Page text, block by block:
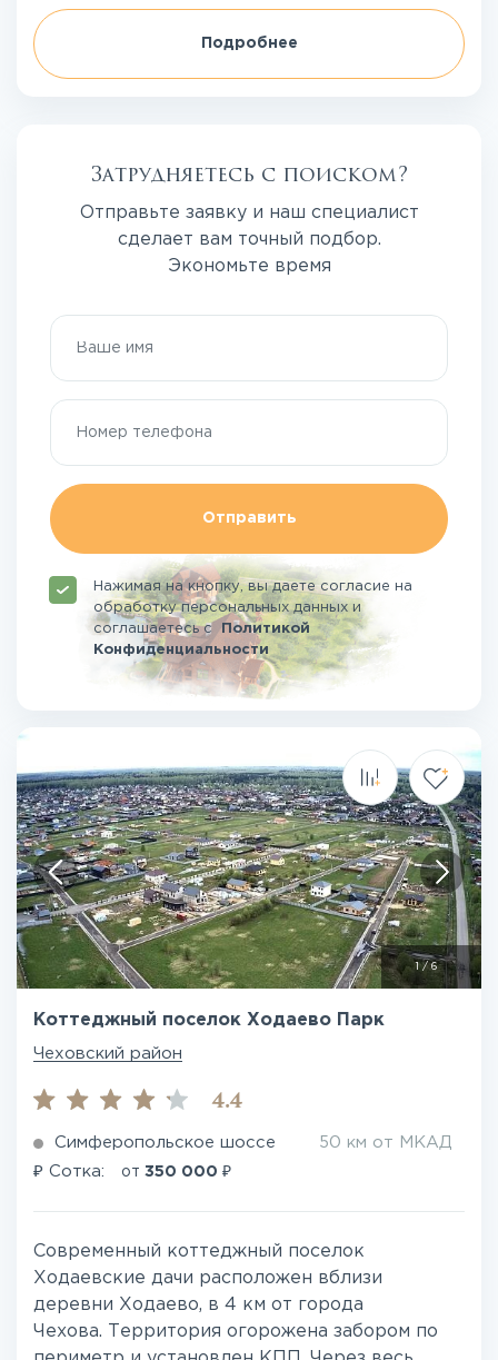
Подробнее
Затрудняетесь с поиском?
Отправьте заявку и наш специалист
сделает вам точный подбор.
Экономьте время
Отправить
Нажимая на кнопку, вы даете согласие на
обработку персональных данных и
соглашаетесьсПолитикой
Конфиденциальности
1/6
Коттеджный поселок Ходаево Парк
Чеховский район
4.4
Симферопольское шоссе 50 км от МКАД
₽ Сотка: от 350 000 ₽
Современный коттеджный поселок
Ходаевские дачи расположен вблизи
деревни Ходаево, в 4 км от города
Чехова. Территория огорожена забором по